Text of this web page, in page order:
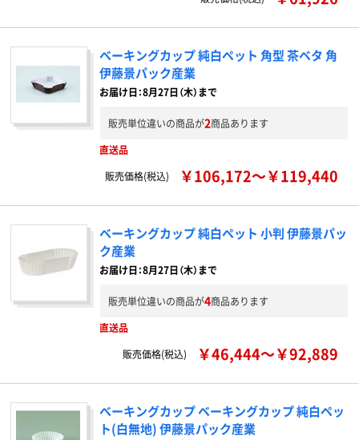
ベーキングカップ 純白ペット 角型 茶ベタ 角
伊藤景パック産業
お届け日：8月27日（木）まで
販売単位違いの商品が2商品あります
直送品
販売価格(税込)
￥106,172～￥119,440
ベーキングカップ 純白ペット 小判 伊藤景パッ
ク産業
お届け日：8月27日（木）まで
販売単位違いの商品が4商品あります
直送品
販売価格(税込)
￥46,444～￥92,889
ベーキングカップ ベーキングカップ 純白ペッ
ト(白無地) 伊藤景パック産業